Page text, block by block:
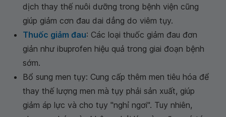
dịch thay thế nuôi dưỡng trong bệnh viện cũng
giúp giảm cơn đau dai dẳng do viêm tụy.
Thuốc giảm đau: Các loại thuốc giảm đau đơn
giản như ibuprofen hiệu quả trong giai đoạn bệnh
sớm.
Bổ sung men tụy: Cung cấp thêm men tiêu hóa để
thay thế lượng men mà tụy phải sản xuất, giúp
giảm áp lực và cho tụy "nghỉ ngơi". Tuy nhiên,